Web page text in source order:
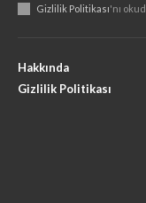
Gizlilik Politikası'nı
Hakkında
Gizlilik Politikası